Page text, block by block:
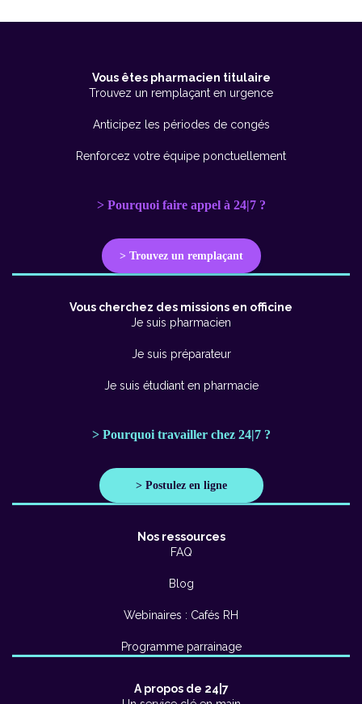
Vous êtes pharmacien titulaire
Trouvez un remplaçant en urgence
Anticipez les périodes de congés
Renforcez votre équipe ponctuellement
> Pourquoi faire appel à 24|7 ?
> Trouvez un remplaçant
Vous cherchez des missions en officine
Je suis pharmacien
Je suis préparateur
Je suis étudiant en pharmacie
> Pourquoi travailler chez 24|7 ?
> Postulez en ligne
Nos ressources
FAQ
Blog
Webinaires : Cafés RH
Programme parrainage
A propos de 24|7